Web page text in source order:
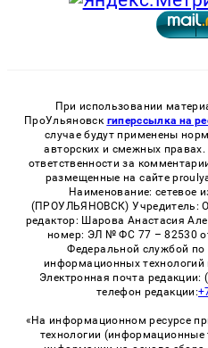
При использовании
ПроУльяновск гиперссылка на
случае будут применены
авторских и смежных
ответственности за
размещенные на сайте
Наименование: сетевое
(ПРОУЛЬЯНОВСК) Учредитель:
редактор: Шарова Анастасия
номер: ЭЛ № ФС 77 – 82530
Федеральной службой по
информационных
Электронная почта редакции: (
телефон редакции:
«На информационном ресурсе
технологии (информационные